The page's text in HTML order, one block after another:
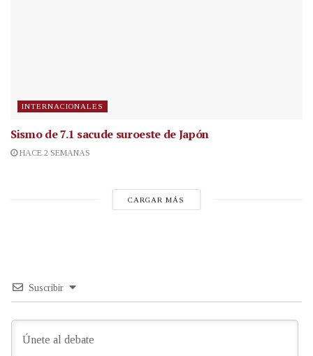
INTERNACIONALES
Sismo de 7.1 sacude suroeste de Japón
HACE 2 SEMANAS
CARGAR MÁS
Suscribir